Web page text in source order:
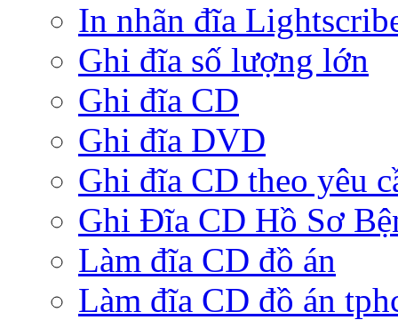
In nhãn đĩa
Ghi đĩa số lượng lớn
Ghi đĩa CD
Ghi đĩa DVD
Ghi đĩa CD theo yêu
Ghi Đĩa CD Hồ Sơ
Làm đĩa CD đồ án
Làm đĩa CD đồ án